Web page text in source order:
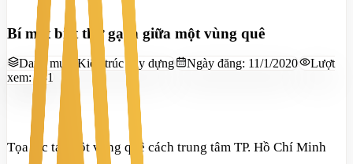
Bí mật biệt thự gạch giữa một vùng quê
Danh mục: Kiến trúc xây dựng Ngày đăng: 11/1/2020
Lượt
xem: 431
Tọa lạc tại một vùng quê cách trung tâm TP. Hồ Chí Minh